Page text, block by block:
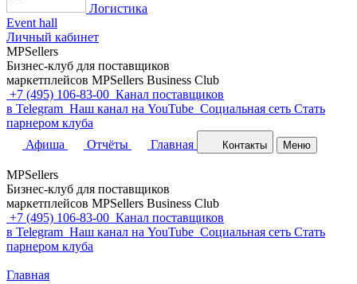
Логистика
Event hall
Личный кабинет
MPSellers
Бизнес-клуб для поставщиков
маркетплейсов MPSellers Business Club
+7 (495) 106-83-00 Канал поставщиков
в Telegram Наш канал на YouTube Cоциальная сеть Стать
парнером клуба
Афиша
Отчёты Главная Контакты Меню
MPSellers
Бизнес-клуб для поставщиков
маркетплейсов MPSellers Business Club
+7 (495) 106-83-00 Канал поставщиков
в Telegram Наш канал на YouTube Cоциальная сеть Стать
парнером клуба
Главная